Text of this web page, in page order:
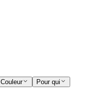
Couleur
Pour qui